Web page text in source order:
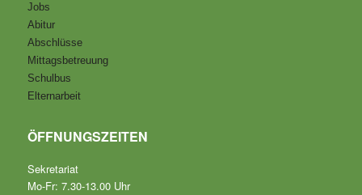
Jobs
Abitur
Abschlüsse
Mittagsbetreuung
Schulbus
Elternarbeit
ÖFFNUNGSZEITEN
Sekretariat
Mo-Fr: 7.30-13.00 Uhr